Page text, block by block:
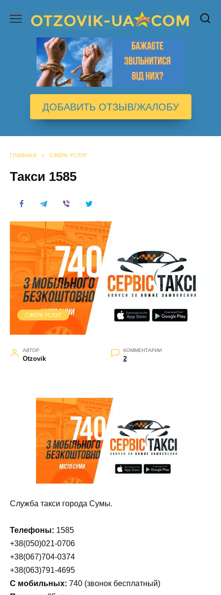
содержанию
ДОБАВИТЬ ОТЗЫВ/ЖАЛОБУ
ГЛАВНАЯ » СФЕРА УСЛУГ
Такси 1585
СФЕРА УСЛУГ
АВТОР
Otzovik
КОММЕНТАРИИ
2
Служба такси города Сумы.
Телефоны: 1585
+38(050)021-0706
+38(067)704-0374
+38(063)791-4695
С мобильных: 740 (звонок бесплатный)